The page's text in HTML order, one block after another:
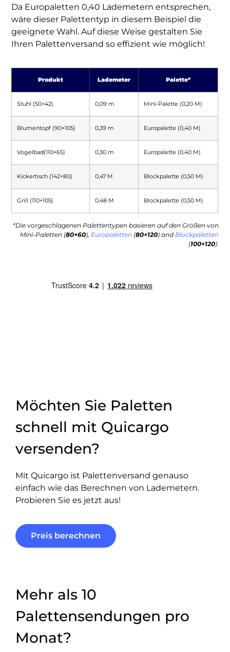
Da Europaletten 0,40 Lademetern entsprechen,
wäre dieser Palettentyp in diesem Beispiel die
geeignete Wahl. Auf diese Weise gestalten Sie
Ihren Palettenversand so effizient wie möglich!
Produkt Lademeter Palette*
Stuhl (50×42) 0,09 m Mini-Palette (0,20 M)
Blumentopf (90×105) 0,39 m Europalette (0,40 M)
Vogelbad(110×65) 0,30 m Europalette (0,40 M)
Kickertisch (142×80) 0,47 M Blockpalette (0,50 M)
Grill (110×105) 0,48 M Blockpalette (0,50 M)
*Die vorgeschlagenen Palettentypen basieren auf den Größen von
Mini-Paletten (80×60), Europaletten (80×120) and Blockpaletten
(100×120).
Möchten Sie Paletten
schnell mit Quicargo
versenden?
Mit Quicargo ist Palettenversand genauso
einfach wie das Berechnen von Lademetern.
Probieren Sie es jetzt aus!
Preis berechnen
Mehr als 10
Palettensendungen pro
Monat?